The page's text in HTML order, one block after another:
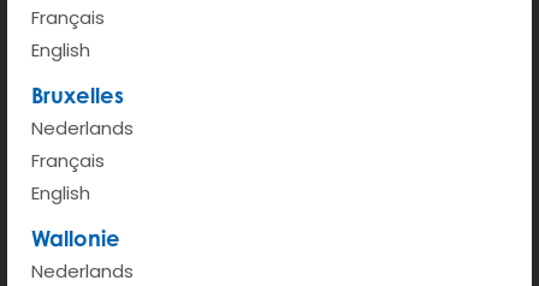
Français
English
Bruxelles
Nederlands
Français
English
Wallonie
Nederlands